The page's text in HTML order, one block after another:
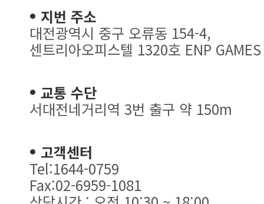
지번 주소
대전광역시 중구 오류동 154-4,
센트리아오피스텔 1320호 ENP GAMES
교통 수단
서대전네거리역 3번 출구 약 150m
고객센터
Tel:1644-0759
Fax:02-6959-1081